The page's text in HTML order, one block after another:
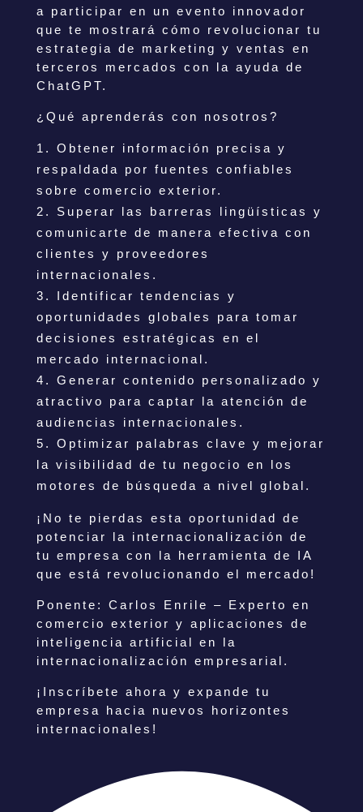
a participar en un evento innovador
que te mostrará cómo revolucionar tu
estrategia de marketing y ventas en
terceros mercados con la ayuda de
ChatGPT.
¿Qué aprenderás con nosotros?
Obtener información precisa y
respaldada por fuentes confiables
sobre comercio exterior.
Superar las barreras lingüísticas y
comunicarte de manera efectiva con
clientes y proveedores
internacionales.
Identificar tendencias y
oportunidades globales para tomar
decisiones estratégicas en el
mercado internacional.
Generar contenido personalizado y
atractivo para captar la atención de
audiencias internacionales.
Optimizar palabras clave y mejorar
la visibilidad de tu negocio en los
motores de búsqueda a nivel global.
¡No te pierdas esta oportunidad de
potenciar la internacionalización de
tu empresa con la herramienta de IA
que está revolucionando el mercado!
Ponente: Carlos Enrile – Experto en
comercio exterior y aplicaciones de
inteligencia artificial en la
internacionalización empresarial.
¡Inscríbete ahora y expande tu
empresa hacia nuevos horizontes
internacionales!